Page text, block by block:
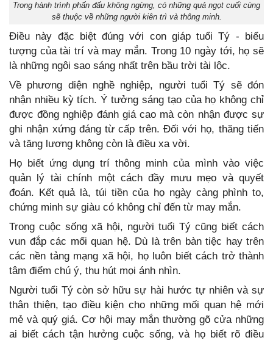
Trong hành trình phấn đấu không ngừng, có những quả ngọt cuối cùng
sẽ thuộc về những người kiên trì và thông minh.
Điều này đặc biệt đúng với con giáp tuổi Tý - biểu
tượng của tài trí và may mắn. Trong 10 ngày tới, họ sẽ
là những ngôi sao sáng nhất trên bầu trời tài lộc.
Về phương diện nghề nghiệp, người tuổi Tý sẽ đón
nhận nhiều kỳ tích. Ý tưởng sáng tạo của họ không chỉ
được đồng nghiệp đánh giá cao mà còn nhận được sự
ghi nhận xứng đáng từ cấp trên. Đối với họ, thăng tiến
và tăng lương không còn là điều xa vời.
Họ biết ứng dụng trí thông minh của mình vào việc
quản lý tài chính một cách đầy mưu mẹo và quyết
đoán. Kết quả là, túi tiền của họ ngày càng phình to,
chứng minh sự giàu có không chỉ đến từ may mắn.
Trong cuộc sống xã hội, người tuổi Tý cũng biết cách
vun đắp các mối quan hệ. Dù là trên bàn tiệc hay trên
các nền tảng mạng xã hội, họ luôn biết cách trở thành
tâm điểm chú ý, thu hút mọi ánh nhìn.
Người tuổi Tý còn sở hữu sự hài hước tự nhiên và sự
thân thiện, tạo điều kiện cho những mối quan hệ mới
mẻ và quý giá. Cơ hội may mắn thường gõ cửa những
ai biết cách tận hưởng cuộc sống, và họ biết rõ điều